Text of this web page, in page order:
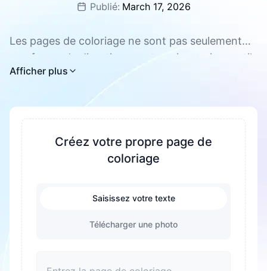
Publié: March 17, 2026
Les pages de coloriage ne sont pas seulement
une forme de divertissement, mais aussi un outil
efficace pour promouvoir le développement
global des enfants. Elles peuvent améliorer la
concentration et la patience, favoriser la la
créativité et l'imagination. Pendant le processus
de coloriage, la coordination œil main et la
motricité fine des enfants sont exercées. En
même temps, c'est aussi un excellent moyen de
soulager le stress et d'aider les enfants à se
détendre. Le coloriage peut également améliorer
la reconnaissance des couleurs et le sens
esthétique. Pour les adultes, le coloriage est
aussi un bon moyen de se détendre et de
Toutes les pages de coloriage spiderman sont
formats PDF et PNG.
Afficher plus
Créez votre propre page de
coloriage
Saisissez votre texte
Télécharger une photo